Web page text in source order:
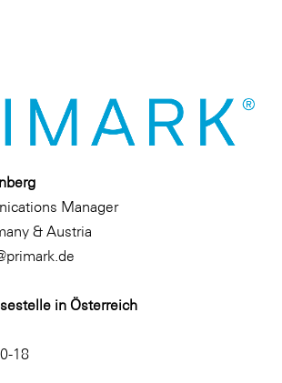
Manager
& Austria
in Österreich
18